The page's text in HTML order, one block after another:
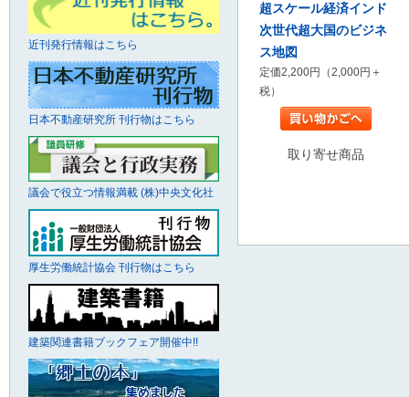
超スケール経済インド
次世代超大国のビジネ
ス地図
定価2,200円（2,000円＋
税）
取り寄せ商品
近刊発行情報はこちら
日本不動産研究所 刊行物はこちら
議会で役立つ情報満載 (株)中央文化社
厚生労働統計協会 刊行物はこちら
建築関連書籍ブックフェア開催中!!